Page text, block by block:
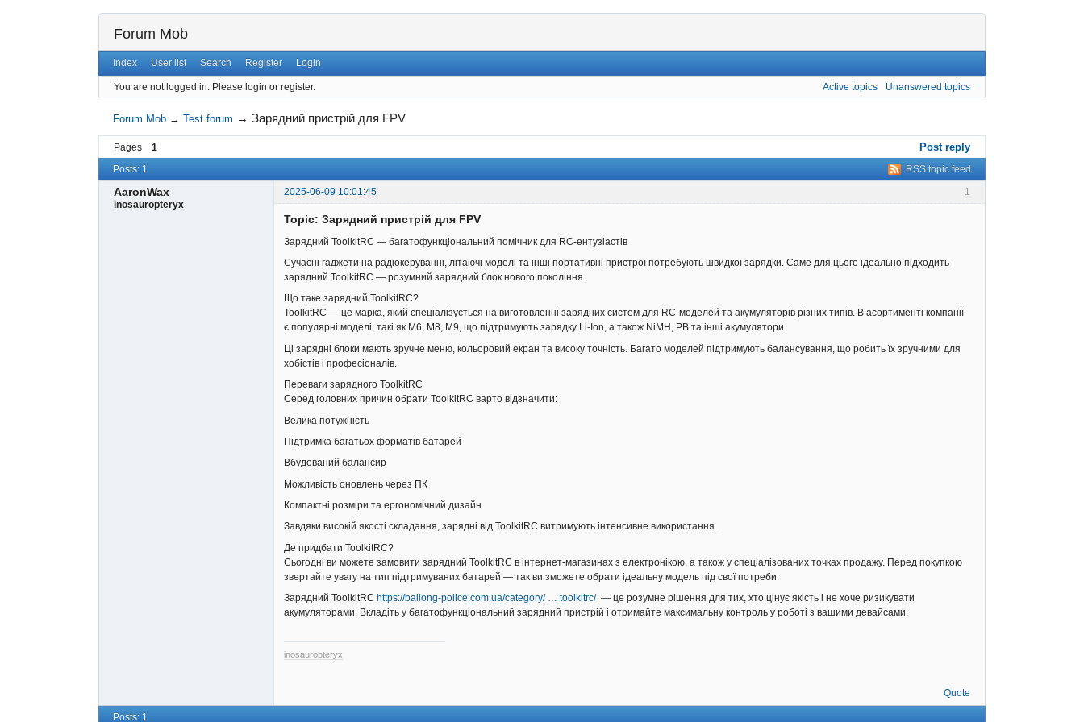
Forum Mob
Index User list Search Register Login
You are not logged in. Please login or register. Active topics Unanswered topics
Forum Mob →Test forum →Зарядний пристрій для FPV
Pages 1 Post reply
RSS topic feed
Posts: 1
1
AaronWax
2025-06-09 10:01:45
inosauropteryx
Topic: Зарядний пристрій для FPV
Зарядний ToolkitRC — багатофункціональний помічник для RC-ентузіастів
Сучасні гаджети на радіокеруванні, літаючі моделі та інші портативні пристрої потребують швидкої зарядки. Саме для цього ідеально підходить
зарядний ToolkitRC — розумний зарядний блок нового покоління.
Що таке зарядний ToolkitRC?
ToolkitRC — це марка, який спеціалізується на виготовленні зарядних систем для RC-моделей та акумуляторів різних типів. В асортименті компанії
є популярні моделі, такі як M6, M8, M9, що підтримують зарядку Li-Ion, а також NiMH, PB та інші акумулятори.
Ці зарядні блоки мають зручне меню, кольоровий екран та високу точність. Багато моделей підтримують балансування, що робить їх зручними для
хобістів і професіоналів.
Переваги зарядного ToolkitRC
Серед головних причин обрати ToolkitRC варто відзначити:
Велика потужність
Підтримка багатьох форматів батарей
Вбудований балансир
Можливість оновлень через ПК
Компактні розміри та ергономічний дизайн
Завдяки високій якості складання, зарядні від ToolkitRC витримують інтенсивне використання.
Де придбати ToolkitRC?
Сьогодні ви можете замовити зарядний ToolkitRC в інтернет-магазинах з електронікою, а також у спеціалізованих точках продажу. Перед покупкою
звертайте увагу на тип підтримуваних батарей — так ви зможете обрати ідеальну модель під свої потреби.
Зарядний ToolkitRC https://bailong-police.com.ua/category/ … toolkitrc/— це розумне рішення для тих, хто цінує якість і не хоче ризикувати
акумуляторами. Вкладіть у багатофункціональний зарядний пристрій і отримайте максимальну контроль у роботі з вашими девайсами.
inosauropteryx
Quote
Posts: 1